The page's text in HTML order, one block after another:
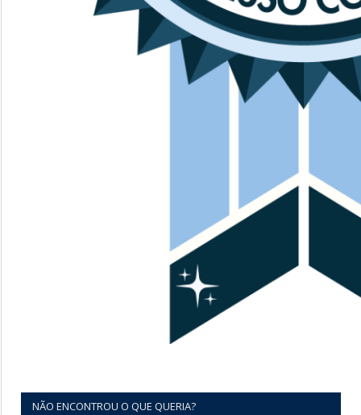
NÃO ENCONTROU O QUE QUERIA?